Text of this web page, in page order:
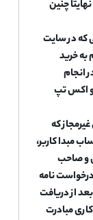
چنین
که در سایت
به خرید
انجام
و اکس تپ
که
مبدا کاربر،
و صاحب
نامه
از دریافت
طی 48 تا 72 ساعت کاری مبادرت